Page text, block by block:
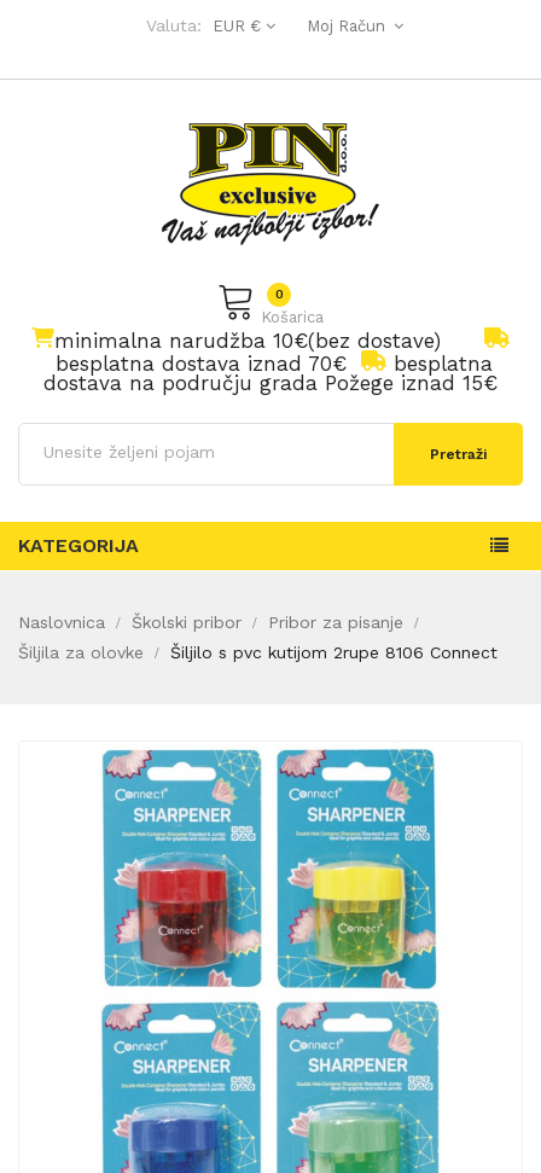
Valuta: EUR € Moj Račun
Košarica
0
minimalna narudžba 10€(bez dostave)
besplatna dostava iznad 70€
besplatna
dostava na području grada Požege iznad 15€
Pretraži
KATEGORIJA
Naslovnica Školski pribor
Pribor za pisanje
Šiljila za olovke
Šiljilo s pvc kutijom 2rupe 8106 Connect